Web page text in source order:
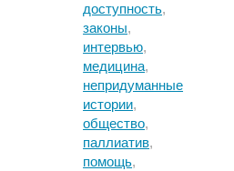
доступность,
законы,
интервью,
медицина,
непридуманные
истории,
общество,
паллиатив,
помощь,